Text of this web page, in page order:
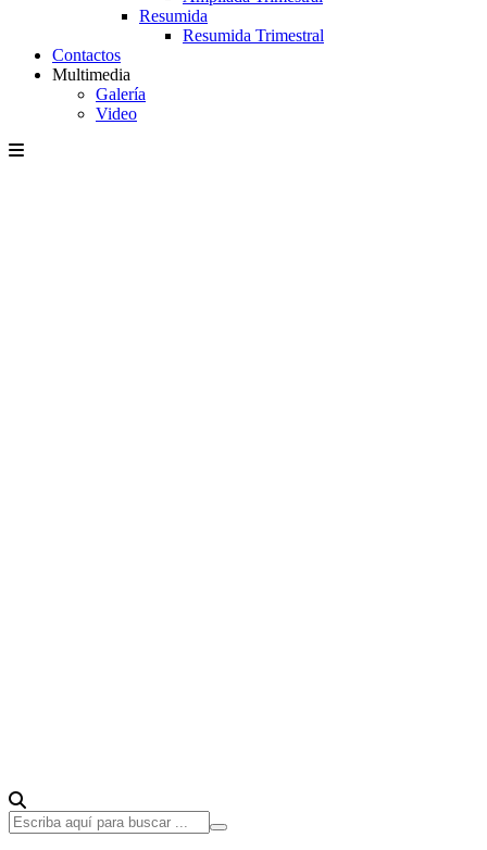
Resumida
Resumida Trimestral
Contactos
Multimedia
Galería
Video